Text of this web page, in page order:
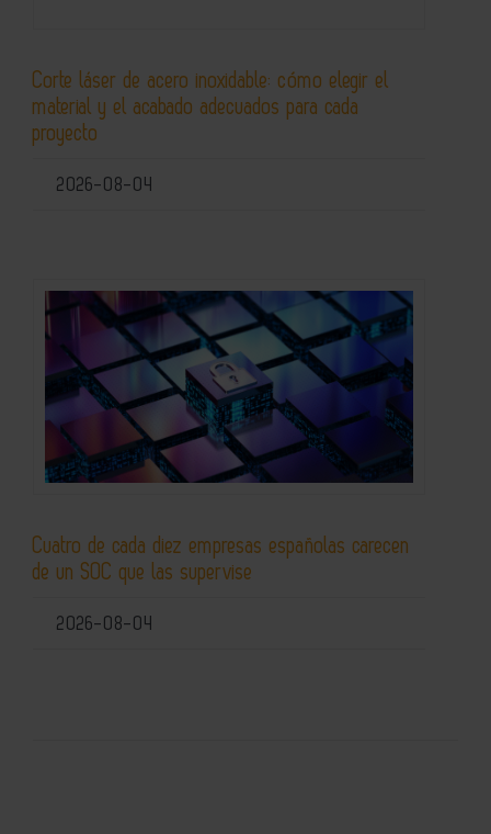
Corte láser de acero inoxidable: cómo elegir el
material y el acabado adecuados para cada
proyecto
2026-08-04
Cuatro de cada diez empresas españolas carecen
de un SOC que las supervise
2026-08-04